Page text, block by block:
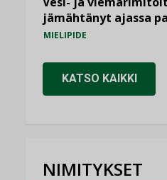
jämähtänyt ajassa
MIELIPIDE
KATSO KAIKKI
NIMITYKSET